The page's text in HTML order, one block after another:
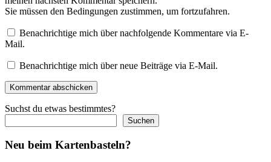
Sie müssen den Bedingungen zustimmen, um fortzufahren.
Benachrichtige mich über nachfolgende Kommentare via E-
Mail.
Benachrichtige mich über neue Beiträge via E-Mail.
Kommentar abschicken
Suchst du etwas bestimmtes?
Suchen
Neu beim Kartenbasteln?